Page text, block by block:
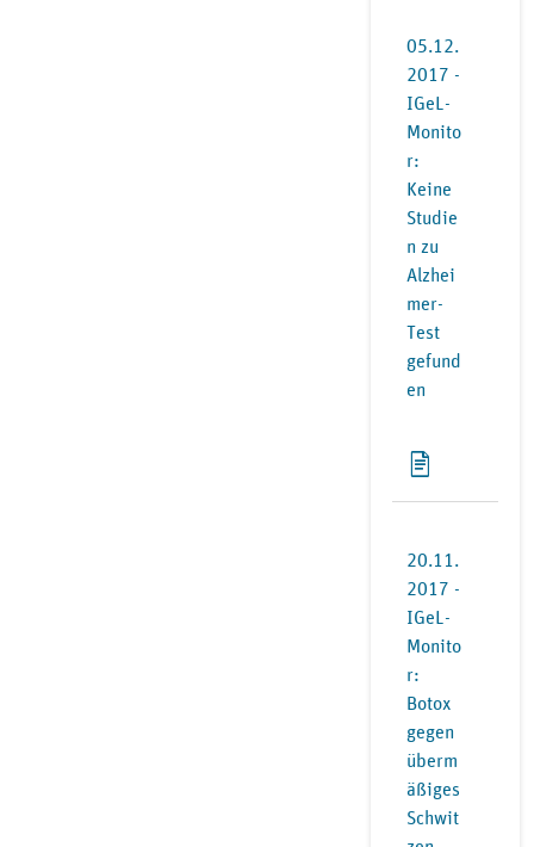
05.12.
2017 -
IGeL-
Monito
r:
Keine
Studie
n zu
Alzhei
mer-
Test
gefund
en
20.11.
2017 -
IGeL-
Monito
r:
Botox
gegen
überm
äßiges
Schwit